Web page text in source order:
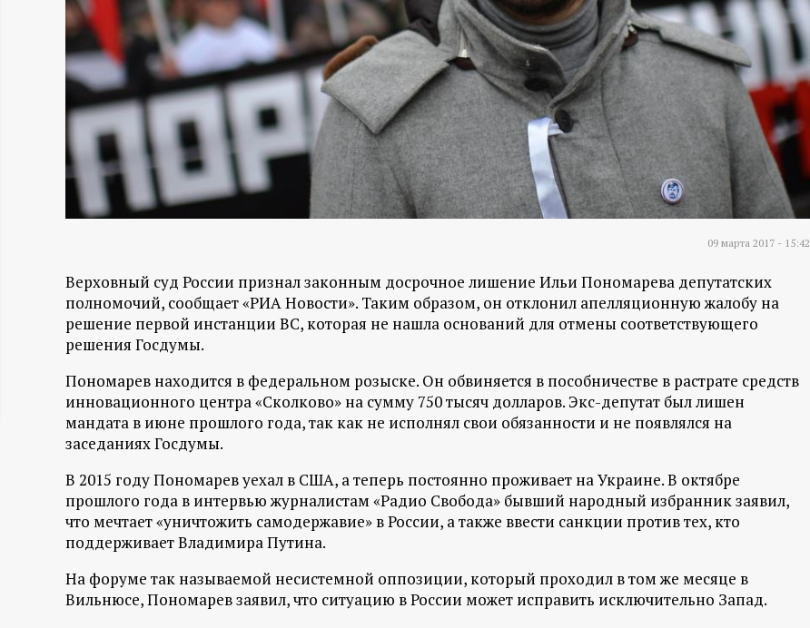
и
н
ф
о
р
а
ц
и
о
н
н
ы
й
09 марта 2017 - 15:42
Верховный суд России признал законным досрочное лишение Ильи Пономарева депутатских
полномочий, сообщает «РИА Новости». Таким образом, он отклонил апелляционную жалобу на
решение первой инстанции ВС, которая не нашла оснований для отмены соответствующего
решения Госдумы.
Пономарев находится в федеральном розыске. Он обвиняется в пособничестве в растрате средств
инновационного центра «Сколково» на сумму 750 тысяч долларов. Экс-депутат был лишен
мандата в июне прошлого года, так как не исполнял свои обязанности и не появлялся на
заседаниях Госдумы.
В 2015 году Пономарев уехал в США, а теперь постоянно проживает на Украине. В октябре
прошлого года в интервью журналистам «Радио Свобода» бывший народный избранник заявил,
что мечтает «уничтожить самодержавие» в России, а также ввести санкции против тех, кто
поддерживает Владимира Путина.
На форуме так называемой несистемной оппозиции, который проходил в том же месяце в
Вильнюсе, Пономарев заявил, что ситуацию в России может исправить исключительно Запад.